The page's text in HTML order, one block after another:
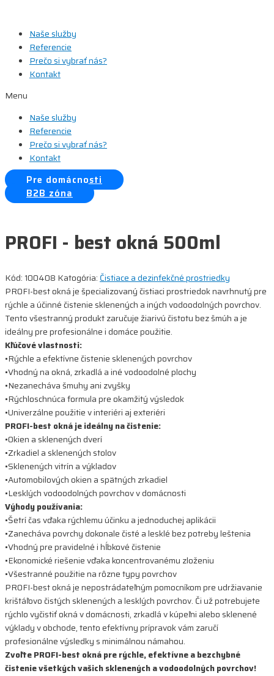
obsah Naše služby
Referencie
Prečo si vybrať nás?
Kontakt
Menu
Naše služby
Referencie
Prečo si vybrať nás?
Kontakt
Pre domácnosti
B2B zóna
PROFI - best okná 500ml
Kód:100408 Katogória:Čistiace a dezinfekčné prostriedky
PROFI-best okná je špecializovaný čistiaci prostriedok navrhnutý pre
rýchle a účinné čistenie sklenených a iných vodoodolných povrchov.
Tento všestranný produkt zaručuje žiarivú čistotu bez šmúh a je
ideálny pre profesionálne i domáce použitie.
Kľúčové vlastnosti:
•Rýchle a efektívne čistenie sklenených povrchov
•Vhodný na okná, zrkadlá a iné vodoodolné plochy
•Nezanecháva šmuhy ani zvyšky
•Rýchloschnúca formula pre okamžitý výsledok
•Univerzálne použitie v interiéri aj exteriéri
PROFI-best okná je ideálny na čistenie:
•Okien a sklenených dverí
•Zrkadiel a sklenených stolov
•Sklenených vitrín a výkladov
•Automobilových okien a spätných zrkadiel
•Lesklých vodoodolných povrchov v domácnosti
Výhody používania:
•Šetrí čas vďaka rýchlemu účinku a jednoduchej aplikácii
•Zanecháva povrchy dokonale čisté a lesklé bez potreby leštenia
•Vhodný pre pravidelné i hĺbkové čistenie
•Ekonomické riešenie vďaka koncentrovanému zloženiu
•Všestranné použitie na rôzne typy povrchov
PROFI-best okná je nepostrádateľným pomocníkom pre udržiavanie
krištáľovo čistých sklenených a lesklých povrchov. Či už potrebujete
rýchlo vyčistiť okná v domácnosti, zrkadlá v kúpeľni alebo sklenené
výklady v obchode, tento efektívny prípravok vám zaručí
profesionálne výsledky s minimálnou námahou.
Zvoľte PROFI-best okná pre rýchle, efektívne a bezchybné
čistenie všetkých vašich sklenených a vodoodolných povrchov!